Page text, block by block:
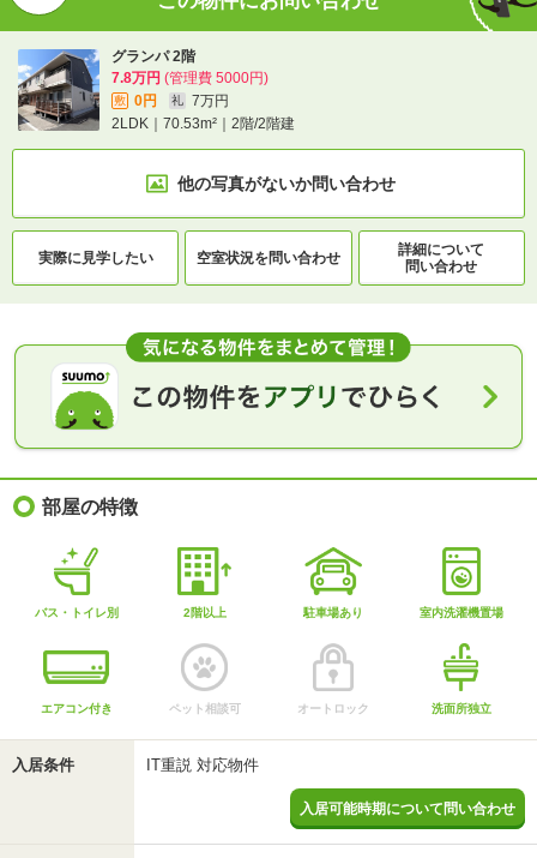
グランパ 2階
7.8万円 (管理費 5000円)
敷 0円 礼
7万円
2LDK｜70.53m²｜2階/2階建
他の写真がないか問い合わせ
実際に見学したい 空室状況を問い合わせ
詳細について
問い合わせ
部屋の特徴
バス・トイレ別 2階以上 駐車場あり 室内洗濯機置場
エアコン付き ペット相談可 オートロック 洗面所独立
入居条件 IT重説 対応物件
入居可能時期について問い合わせ